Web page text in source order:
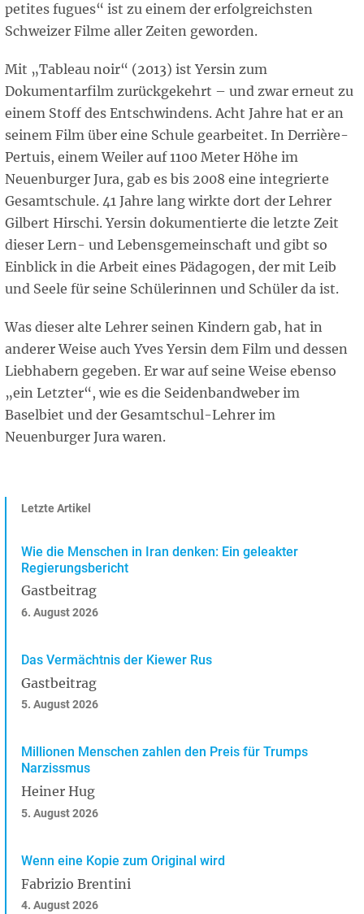
petites fugues“ ist zu einem der erfolgreichsten
Schweizer Filme aller Zeiten geworden.
Mit „Tableau noir“ (2013) ist Yersin zum
Dokumentarfilm zurückgekehrt – und zwar erneut zu
einem Stoff des Entschwindens. Acht Jahre hat er an
seinem Film über eine Schule gearbeitet. In Derrière-
Pertuis, einem Weiler auf 1100 Meter Höhe im
Neuenburger Jura, gab es bis 2008 eine integrierte
Gesamtschule. 41 Jahre lang wirkte dort der Lehrer
Gilbert Hirschi. Yersin dokumentierte die letzte Zeit
dieser Lern- und Lebensgemeinschaft und gibt so
Einblick in die Arbeit eines Pädagogen, der mit Leib
und Seele für seine Schülerinnen und Schüler da ist.
Was dieser alte Lehrer seinen Kindern gab, hat in
anderer Weise auch Yves Yersin dem Film und dessen
Liebhabern gegeben. Er war auf seine Weise ebenso
„ein Letzter“, wie es die Seidenbandweber im
Baselbiet und der Gesamtschul-Lehrer im
Neuenburger Jura waren.
Letzte Artikel
Wie die Menschen in Iran denken: Ein geleakter
Regierungsbericht
Gastbeitrag
6. August 2026
Das Vermächtnis der Kiewer Rus
Gastbeitrag
5. August 2026
Millionen Menschen zahlen den Preis für Trumps
Narzissmus
Heiner Hug
5. August 2026
Wenn eine Kopie zum Original wird
Fabrizio Brentini
4. August 2026